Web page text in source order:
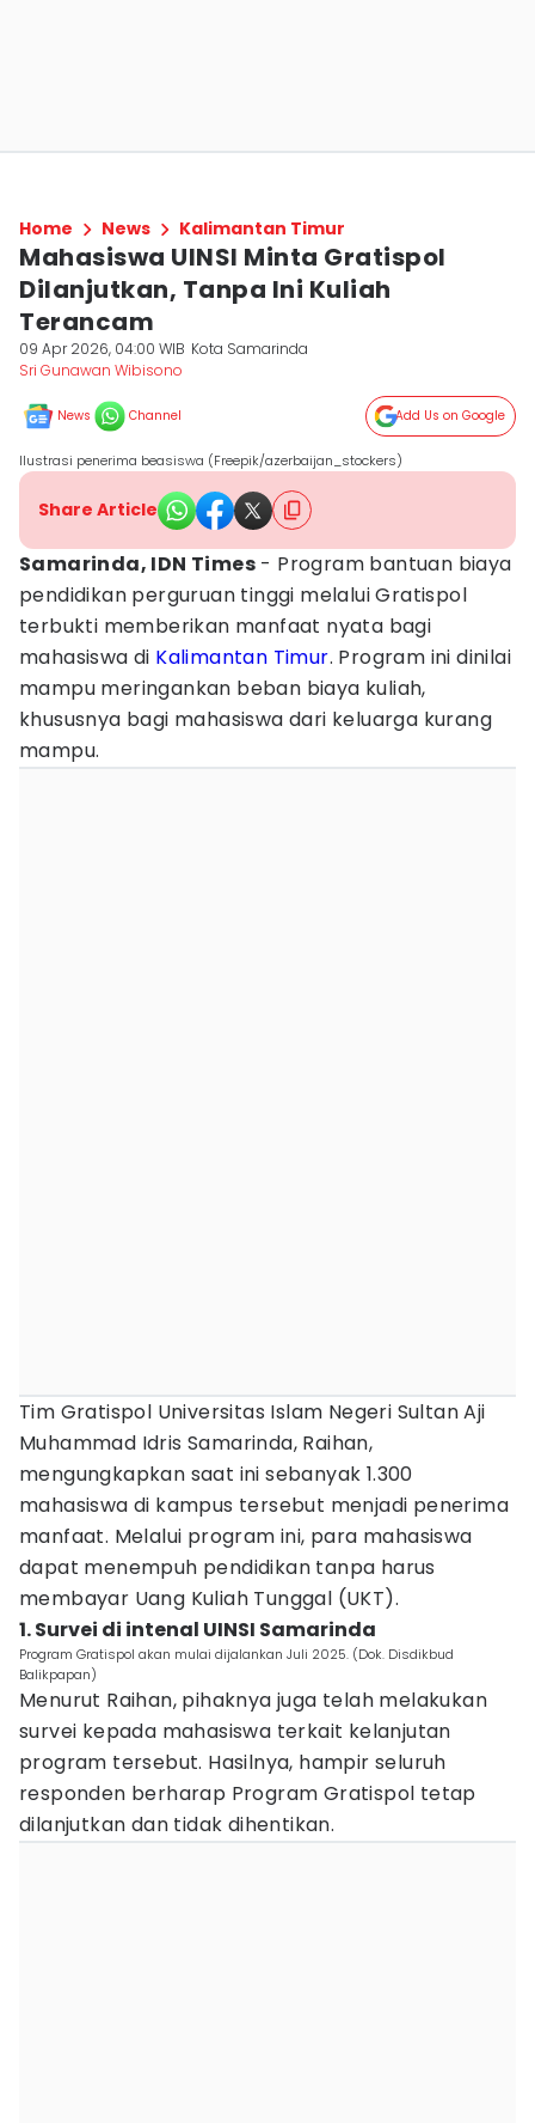
Home News Kalimantan Timur
Mahasiswa UINSI Minta Gratispol
Dilanjutkan, Tanpa Ini Kuliah
Terancam
09 Apr 2026, 04:00 WIB Kota Samarinda
Sri Gunawan Wibisono
News Channel Add Us on Google
Ilustrasi penerima beasiswa (Freepik/azerbaijan_stockers)
Share Article
Samarinda, IDN Times - Program bantuan biaya
pendidikan perguruan tinggi melalui Gratispol
terbukti memberikan manfaat nyata bagi
mahasiswa di Kalimantan Timur. Program ini dinilai
mampu meringankan beban biaya kuliah,
khususnya bagi mahasiswa dari keluarga kurang
mampu.
Tim Gratispol Universitas Islam Negeri Sultan Aji
Muhammad Idris Samarinda, Raihan,
mengungkapkan saat ini sebanyak 1.300
mahasiswa di kampus tersebut menjadi penerima
manfaat. Melalui program ini, para mahasiswa
dapat menempuh pendidikan tanpa harus
membayar Uang Kuliah Tunggal (UKT).
1. Survei di intenal UINSI Samarinda
Program Gratispol akan mulai dijalankan Juli 2025. (Dok. Disdikbud
Balikpapan)
Menurut Raihan, pihaknya juga telah melakukan
survei kepada mahasiswa terkait kelanjutan
program tersebut. Hasilnya, hampir seluruh
responden berharap Program Gratispol tetap
dilanjutkan dan tidak dihentikan.